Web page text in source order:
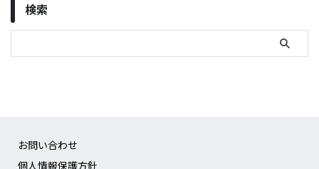
検索
お問い合わせ
個人情報保護方針